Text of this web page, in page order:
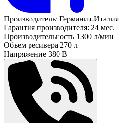
Производитель: Германия-Италия
Гарантия производителя: 24 мес.
Производительность 1300 л/мин
Объем ресивера 270 л
Напряжение 380 В